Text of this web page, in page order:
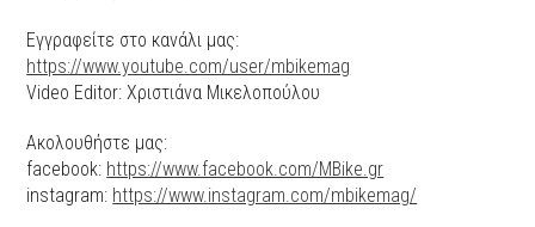
Εγγραφείτε στο κανάλι μας:
https://www.youtube.com/user/mbikemag
Video Editor: Χριστιάνα Μικελοπούλου
Ακολουθήστε μας:
facebook: https://www.facebook.com/MBike.gr​
instagram: https://www.instagram.com/mbikemag/